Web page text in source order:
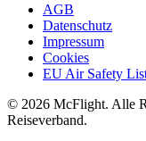
AGB
Datenschutz
Impressum
Cookies
EU Air Safety
© 2026 McFlight. Alle
Reiseverband.